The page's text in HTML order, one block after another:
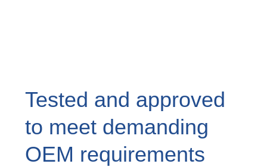
Tested and approved
to meet demanding
OEM requirements